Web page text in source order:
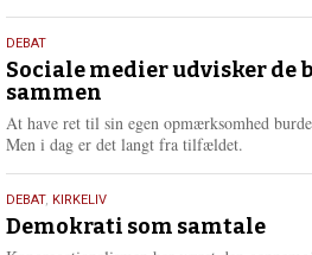
18.
maj
2026
DEBAT
Sociale medier udvisker de
sammen
At have ret til sin egen opmærksomhed
Men i dag er det langt fra tilfældet.
18.
maj
DEBAT, KIRKELIV
Demokrati som samtale